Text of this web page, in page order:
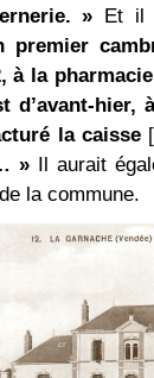
» Et il
premier
à la
d’avant-hier,
la caisse
» Il aurait
la commune.